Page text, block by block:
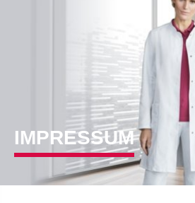
IMPRESSUM